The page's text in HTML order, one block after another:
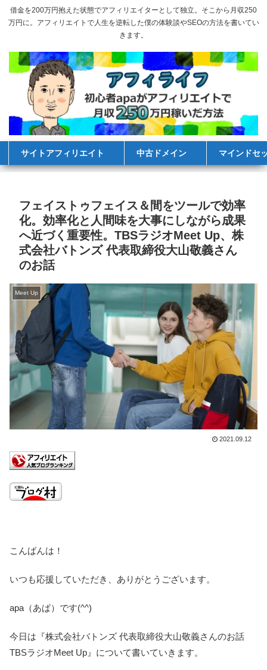
借金を200万円抱えた状態でアフィリエイターとして独立。そこから月収250
万円に。アフィリエイトで人生を逆転した僕の体験談やSEOの方法を書いてい
きます。
サイトアフィリエイト 中古ドメイン マインドセ
フェイストゥフェイス＆間をツールで効率
化。効率化と人間味を大事にしながら成果
へ近づく重要性。TBSラジオMeet Up、株
式会社バトンズ 代表取締役大山敬義さん
のお話
Meet Up
2021.09.12
こんばんは！
いつも応援していただき、ありがとうございます。
apa（あぱ）です(^^)
今日は『株式会社バトンズ 代表取締役大山敬義さんのお話
TBSラジオMeet Up』について書いていきます。